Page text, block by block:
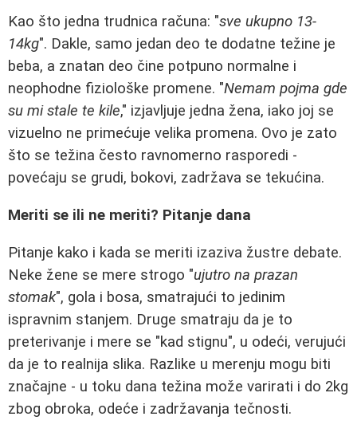
Kao što jedna trudnica računa: "sve ukupno 13-
14kg". Dakle, samo jedan deo te dodatne težine je
beba, a znatan deo čine potpuno normalne i
neophodne fiziološke promene. "Nemam pojma gde
su mi stale te kile," izjavljuje jedna žena, iako joj se
vizuelno ne primećuje velika promena. Ovo je zato
što se težina često ravnomerno rasporedi -
povećaju se grudi, bokovi, zadržava se tekućina.
Meriti se ili ne meriti? Pitanje dana
Pitanje kako i kada se meriti izaziva žustre debate.
Neke žene se mere strogo "ujutro na prazan
stomak", gola i bosa, smatrajući to jedinim
ispravnim stanjem. Druge smatraju da je to
preterivanje i mere se "kad stignu", u odeći, verujući
da je to realnija slika. Razlike u merenju mogu biti
značajne - u toku dana težina može varirati i do 2kg
zbog obroka, odeće i zadržavanja tečnosti.